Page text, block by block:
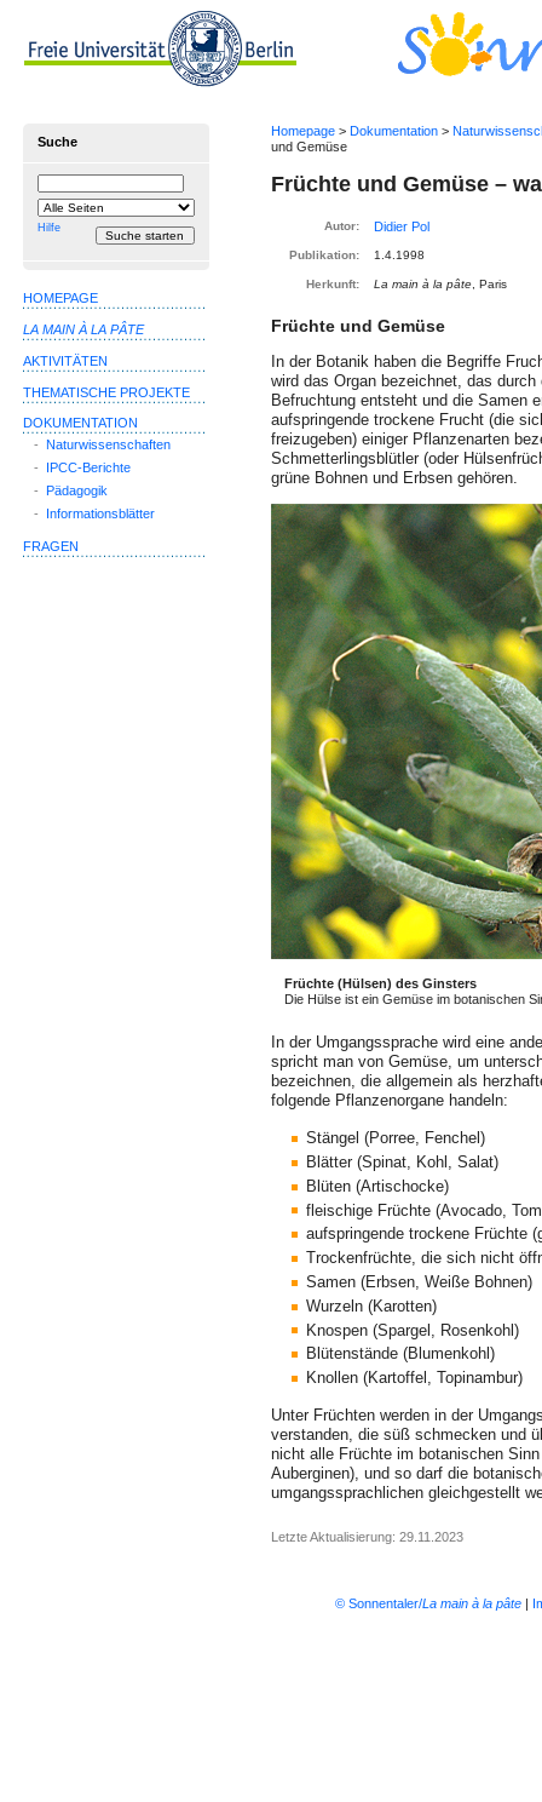
Homepage > Dokumentation >
und Gemüse
Früchte und Gemüse –
Autor:
Publikation: 1.4.1998
Herkunft: La main à la pâte , Paris
Früchte und Gemüse
In der Botanik haben die Begriffe
wird das Organ bezeichnet, das
Befruchtung entsteht und die Samen
aufspringende trockene Frucht (die
freizugeben) einiger Pflanzenarten
Schmetterlingsblütler (oder
grüne Bohnen und Erbsen gehören.
Früchte (Hülsen) des Ginsters
Die Hülse ist ein Gemüse im botanischen
In der Umgangssprache wird eine
spricht man von Gemüse, um
bezeichnen, die allgemein als
folgende Pflanzenorgane handeln:
Stängel (Porree, Fenchel)
Blätter (Spinat, Kohl, Salat)
Blüten (Artischocke)
fleischige Früchte (Avocado,
aufspringende trockene Früchte
Trockenfrüchte, die sich nicht
Samen (Erbsen, Weiße Bohnen)
Wurzeln (Karotten)
Knospen (Spargel, Rosenkohl)
Blütenstände (Blumenkohl)
Knollen (Kartoffel, Topinambur)
Unter Früchten werden in der
verstanden, die süß schmecken und
nicht alle Früchte im botanischen
Auberginen), und so darf die
umgangssprachlichen gleichgestellt
Letzte Aktualisierung: 29.11.2023
© Sonnentaler/La main à la pâte|
Suche
einschränken
Hilfe
HOMEPAGE
LA MAIN À LA PÂTE
AKTIVITÄTEN
THEMATISCHE PROJEKTE
DOKUMENTATION
-
Naturwissenschaften
-
IPCC-Berichte
-
Pädagogik
-
Informationsblätter
FRAGEN